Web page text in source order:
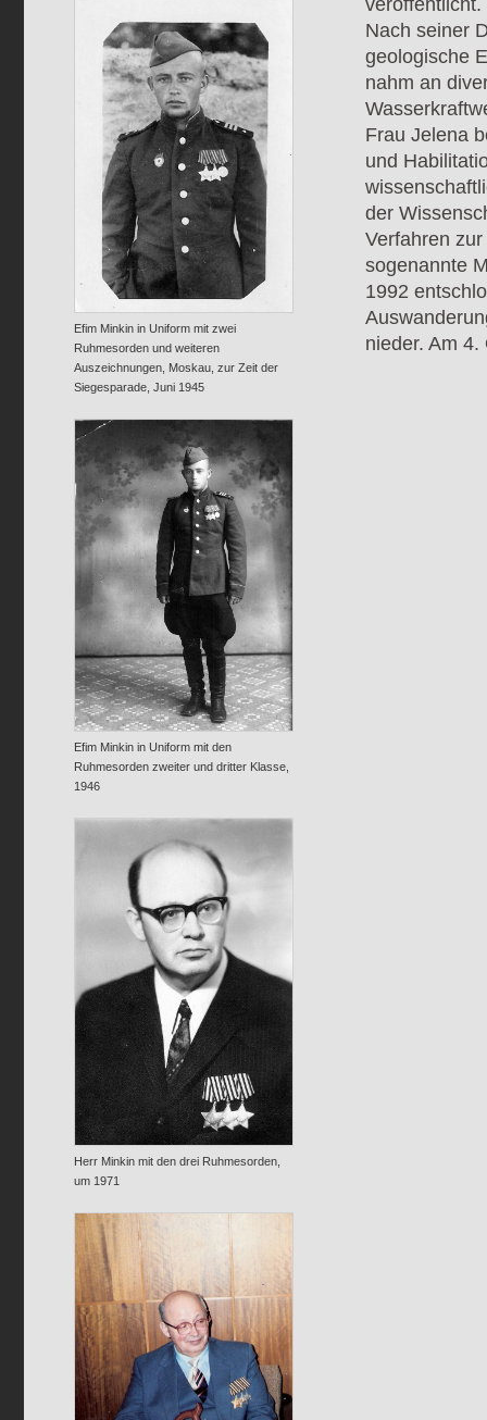
Efim Minkin in Uniform mit zwei
Ruhmesorden und weiteren
Auszeichnungen, Moskau, zur Zeit der
Siegesparade, Juni 1945
Efim Minkin in Uniform mit den
Ruhmesorden zweiter und dritter Klasse,
1946
Herr Minkin mit den drei Ruhmesorden,
um 1971
veröffentlicht.
Nach seiner
geologische
nahm an
Frau Jelena
und
der
Verfahren
sogenannte
1992
nieder. Am